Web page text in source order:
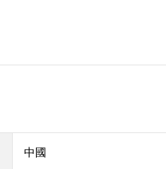
中國